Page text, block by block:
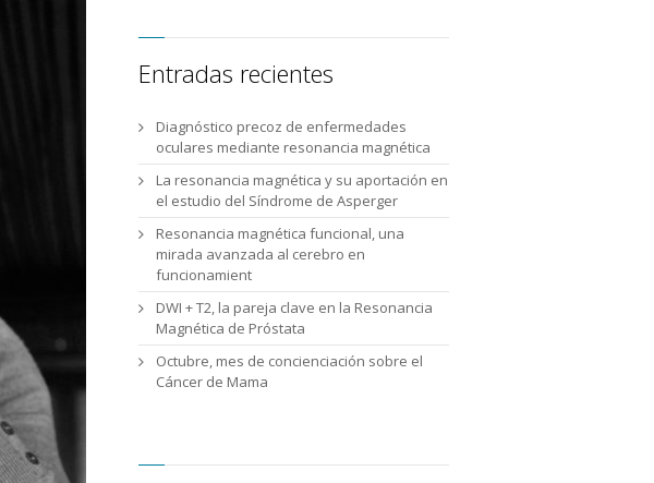
Entradas recientes
Diagnóstico precoz de enfermedades
oculares mediante resonancia magnética
La resonancia magnética y su aportación en
el estudio del Síndrome de Asperger
Resonancia magnética funcional, una
mirada avanzada al cerebro en
funcionamient
DWI + T2, la pareja clave en la Resonancia
Magnética de Próstata
Octubre, mes de concienciación sobre el
Cáncer de Mama